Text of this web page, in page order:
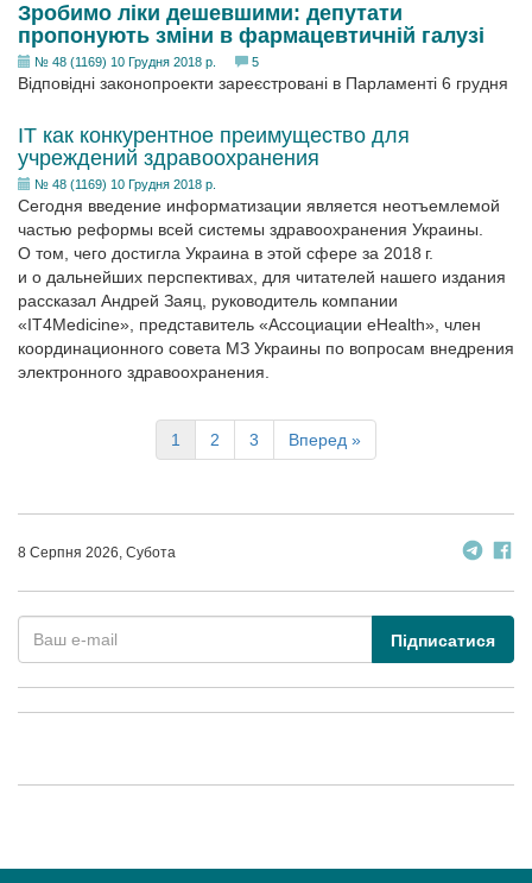
Зробимо ліки дешевшими: депутати
пропонують зміни в фармацевтичній галузі
№ 48 (1169) 10 Грудня 2018 р. 5
Відповідні законопроекти зареєстровані в Парламенті 6 грудня
IT как конкурентное преимущество для
учреждений здравоохранения
№ 48 (1169) 10 Грудня 2018 р.
Сегодня введение информатизации является неотъемлемой
частью реформы всей системы здравоохранения Украины.
О том, чего достигла Украина в этой сфере за 2018 г.
и о дальнейших перспективах, для читателей нашего издания
рассказал Андрей Заяц, руководитель компании
«IT4Medicine», представитель «Ассоциации еHealth», член
координационного совета МЗ Украины по вопросам внедрения
электронного здравоохранения.
1 2 3 Вперед »
8 Серпня 2026, Субота
Підписатися